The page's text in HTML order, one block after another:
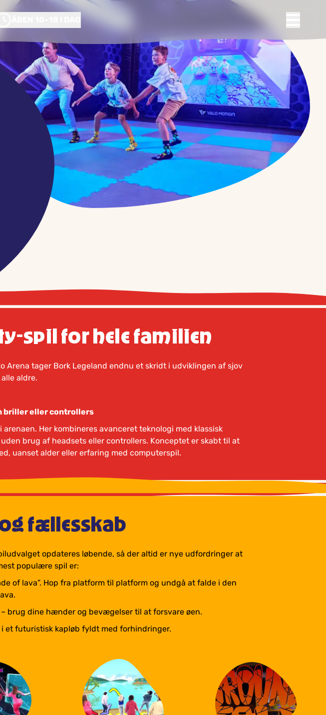
spil for hele familien
Arena tager Bork Legeland endnu et skridt i udviklingen af sjov
aldre.
briller eller controllers
Her kombineres avanceret teknologi med klassisk
brug af headsets eller controllers. Konceptet er skabt til at
uanset alder eller erfaring med computerspil.
fællesskab
opdateres løbende, så der altid er nye udfordringer at
populære spil er:
of lava”. Hop fra platform til platform og undgå at falde i den
brug dine hænder og bevægelser til at forsvare øen.
et futuristisk kapløb fyldt med forhindringer.